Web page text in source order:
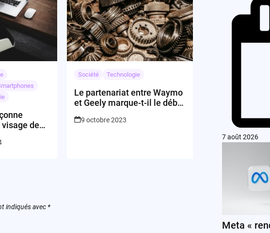
de
Société Technologie
Le partenariat entre Waymo
et Geely marque-t-il le début
taxis autonomes ?
9 octobre 2023
indiqués avec *
7 août 2026
Meta «